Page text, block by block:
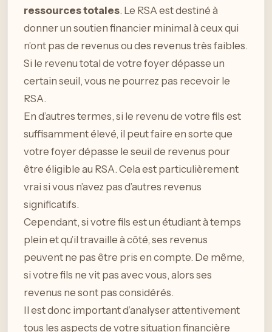
ressources totales. Le RSA est destiné à
donner un soutien financier minimal à ceux qui
n’ont pas de revenus ou des revenus très faibles.
Si le revenu total de votre foyer dépasse un
certain seuil, vous ne pourrez pas recevoir le
RSA.
En d’autres termes, si le revenu de votre fils est
suffisamment élevé, il peut faire en sorte que
votre foyer dépasse le seuil de revenus pour
être éligible au RSA. Cela est particulièrement
vrai si vous n’avez pas d’autres revenus
significatifs.
Cependant, si votre fils est un étudiant à temps
plein et qu’il travaille à côté, ses revenus
peuvent ne pas être pris en compte. De même,
si votre fils ne vit pas avec vous, alors ses
revenus ne sont pas considérés.
Il est donc important d’analyser attentivement
tous les aspects de votre situation financière